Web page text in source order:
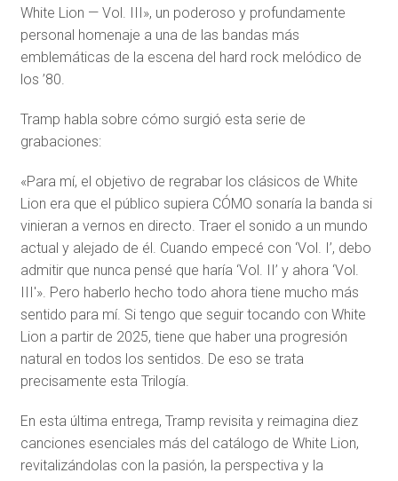
White Lion — Vol. III», un poderoso y profundamente
personal homenaje a una de las bandas más
emblemáticas de la escena del hard rock melódico de
los ’80.
Tramp habla sobre cómo surgió esta serie de
grabaciones:
«Para mí, el objetivo de regrabar los clásicos de White
Lion era que el público supiera CÓMO sonaría la banda si
vinieran a vernos en directo. Traer el sonido a un mundo
actual y alejado de él. Cuando empecé con ‘Vol. I’, debo
admitir que nunca pensé que haría ‘Vol. II’ y ahora ‘Vol.
III'». Pero haberlo hecho todo ahora tiene mucho más
sentido para mí. Si tengo que seguir tocando con White
Lion a partir de 2025, tiene que haber una progresión
natural en todos los sentidos. De eso se trata
precisamente esta Trilogía.
En esta última entrega, Tramp revisita y reimagina diez
canciones esenciales más del catálogo de White Lion,
revitalizándolas con la pasión, la perspectiva y la